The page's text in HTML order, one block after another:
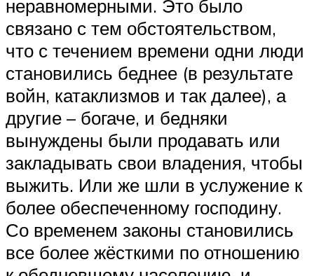
неравномерными. Это было
связано с тем обстоятельством,
что с течением времени одни люди
становились беднее (в результате
войн, катаклизмов и так далее), а
другие – богаче, и бедняки
вынуждены были продавать или
закладывать свои владения, чтобы
выжить. Или же шли в услужение к
более обеспеченному господину.
Со временем законы становились
все более жёсткими по отношению